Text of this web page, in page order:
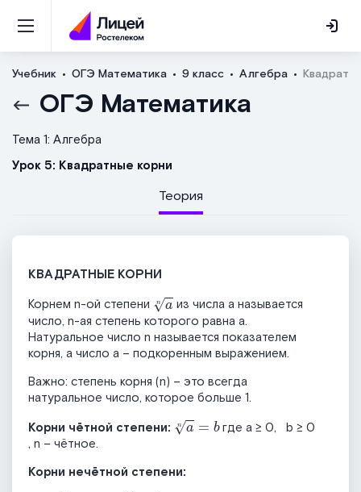
Учебник ОГЭ Математика 9 класс Алгебра
ОГЭ Математика
Тема 1: Алгебра
Урок 5: Квадратные корни
Теория
КВАДРАТНЫЕ КОРНИ
Корнем n-ой степени
n
из числа а называется
число, n-ая степень которого равна а.
Натуральное число n называется показателем
корня, а число а – подкоренным выражением.
Важнo: степень корня (n) – это всегда
натуральное число, которое больше 1.
Корни чётной степени:
n=
гдеa ≥0, b ≥0
, n – чётное.
Корни нечётной степени: